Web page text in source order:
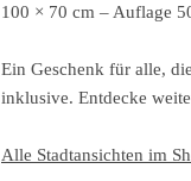
100 × 70 cm – Auflage
Ein Geschenk für alle,
inklusive. Entdecke
Alle Stadtansichten im